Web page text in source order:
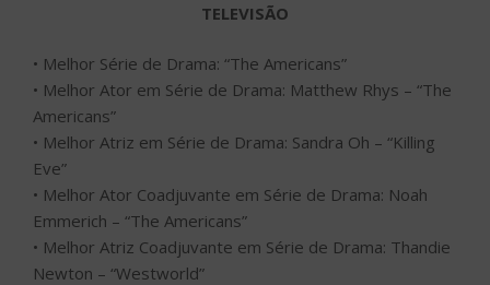
TELEVISÃO
• Melhor Série de Drama: “The Americans”
• Melhor Ator em Série de Drama: Matthew Rhys – “The
Americans”
• Melhor Atriz em Série de Drama: Sandra Oh – “Killing
Eve”
• Melhor Ator Coadjuvante em Série de Drama: Noah
Emmerich – “The Americans”
• Melhor Atriz Coadjuvante em Série de Drama: Thandie
Newton – “Westworld”